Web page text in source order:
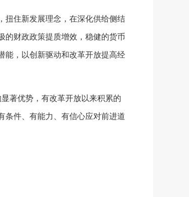
住新发展理念，在深化供给侧结
的财政政策提质增效，稳健的货币
能，以创新驱动和改革开放提高经
著优势，有改革开放以来积累的
条件、有能力、有信心应对前进道